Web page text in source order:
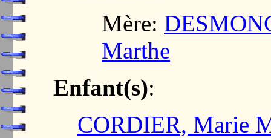
Mère:
Marthe
Enfant(s):
CORDIER, Marie